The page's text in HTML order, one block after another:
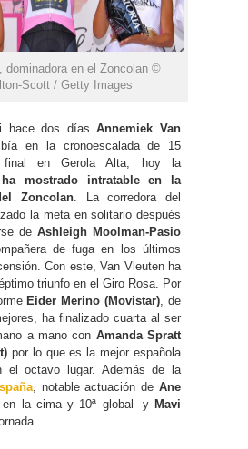
dominadora en el Zoncolan ©
Scott / Getty Images
hace dos díasAnnemiek Van
en la cronoescalada de 15
final en Gerola Alta, hoy la
mostrado intratable en la
Zoncolan. La corredora del
la meta en solitario después
de Ashleigh Moolman-Pasio
de fuga en los últimos
Con este, Van Vleuten ha
triunfo en el Giro Rosa. Por
Eider Merino (Movistar), de
ha finalizado cuarta al ser
a mano con Amanda Spratt
por lo que es la mejor española
el octavo lugar. Además de la
, notable actuación deAne
en la cima y 10ª global- y Mavi